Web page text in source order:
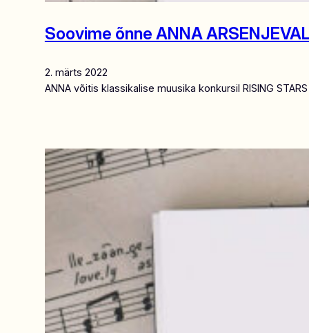
Soovime õnne ANNA
2. märts 2022
ANNA võitis klassikalise muusika konkursil RISING